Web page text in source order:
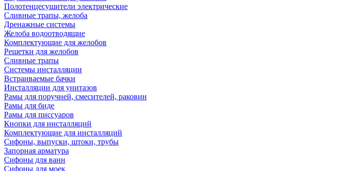
Полотенцесушители электрические
Сливные трапы, желоба
Дренажные системы
Желоба водоотводящие
Комплектующие для желобов
Решетки для желобов
Сливные трапы
Системы инсталляции
Встраиваемые бачки
Инсталляции для унитазов
Рамы для поручней, смесителей, раковин
Рамы для биде
Рамы для писсуаров
Кнопки для инсталляций
Комплектующие для инсталляций
Сифоны, выпуски, штоки, трубы
Запорная арматура
Сифоны для ванн
Сифоны для моек